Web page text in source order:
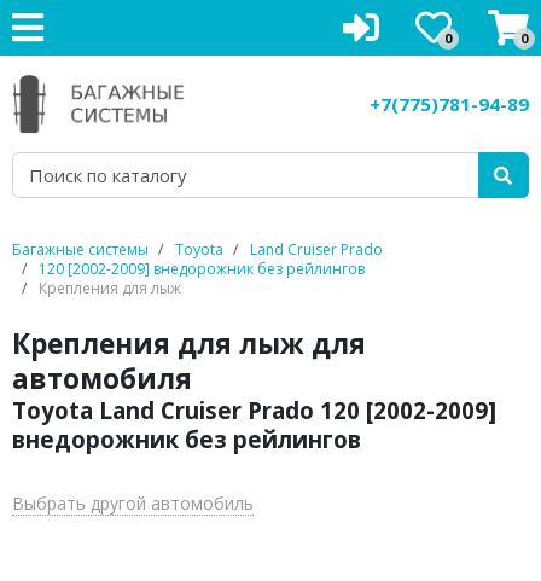
0 0
+7(775)781-94-89
Багажные системы Toyota
Land Cruiser Prado
120 [2002-2009] внедорожник без рейлингов
Крепления для лыж
Крепления для лыж для
автомобиля
Toyota Land Cruiser Prado 120 [2002-2009]
внедорожник без рейлингов
Выбрать другой автомобиль
Багажники на крышу
Рейлинги на крышу
Боксы на крышу
Велокрепления
Крепления для лыж
Грузовые корзины
Аксессуары
Услуги